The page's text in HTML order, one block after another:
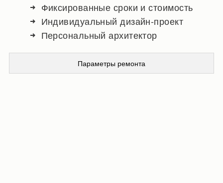
Фиксированные сроки и стоимость
Индивидуальный дизайн-проект
Персональный архитектор
Параметры ремонта